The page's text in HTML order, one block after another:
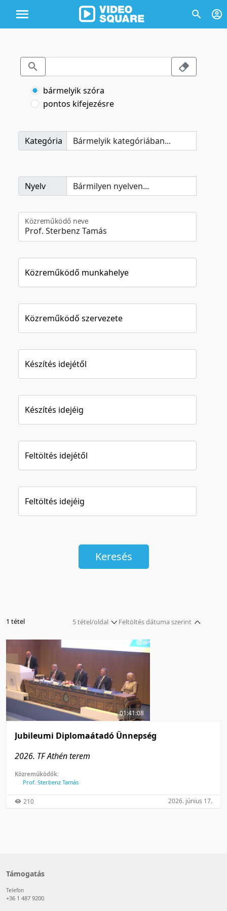
bármelyik szóra
pontos kifejezésre
Kategória
Nyelv
Közreműködő neve
Közreműködő munkahelye
Közreműködő szervezete
Készítés idejétől
Készítés idejéig
Feltöltés idejétől
Feltöltés idejéig
Keresés
Feltöltés dátuma szerint
Relevancia szerint
Kezdés/felvétel dátuma szerint
Feltöltés dátuma szerint
Feltöltés dátuma szerint
Utolsó módosítás szerint
Utolsó módosítás szerint
1 tétel
5 tétel/oldal
10 tétel/oldal
20 tétel/oldal
50 tétel/oldal
100 tétel/oldal
01:41:08
Jubileumi Diplomaátadó Ünnepség
2026. TF Athén terem
Közreműködők:
Prof. Sterbenz Tamás
210 2026. június 17.
Támogatás
Telefon
+36 1 487 9200